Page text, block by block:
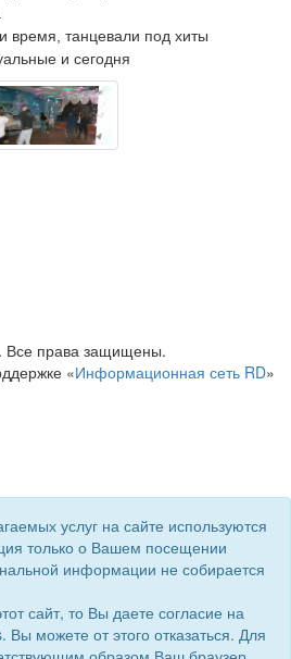
время, танцевали под хиты
и сегодня
Все права защищены.
«Информационная сеть RD»
услуг на сайте используются
только о Вашем посещении
информации не собирается
сайт, то Вы даете согласие на
Вы можете от этого отказаться. Для